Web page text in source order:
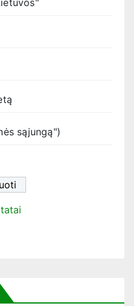
sąjungą")